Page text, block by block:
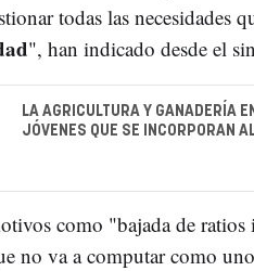
todas las necesidades
", han indicado desde el
LA AGRICULTURA Y GANADERÍA
JÓVENES QUE SE INCORPORAN
como "bajada de
no va a computar como